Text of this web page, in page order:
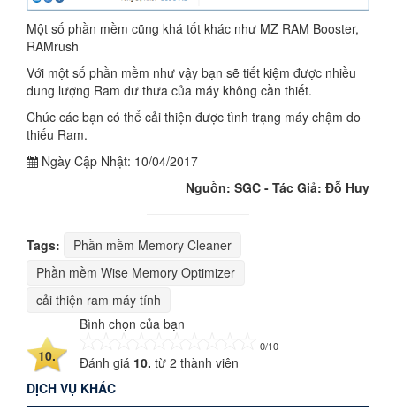
Một số phần mềm cũng khá tốt khác như MZ RAM Booster,
RAMrush
Với một số phần mềm như vậy bạn sẽ tiết kiệm được nhiều
dung lượng Ram dư thưa của máy không cần thiết.
Chúc các bạn có thể cải thiện được tình trạng máy chậm do
thiếu Ram.
Ngày Cập Nhật: 10/04/2017
Nguồn: SGC - Tác Giả: Đỗ Huy
Tags:
Phần mềm Memory Cleaner
Phần mềm Wise Memory Optimizer
cải thiện ram máy tính
10.
Bình chọn của bạn
0/10
Đánh giá 10. từ 2 thành viên
DỊCH VỤ KHÁC